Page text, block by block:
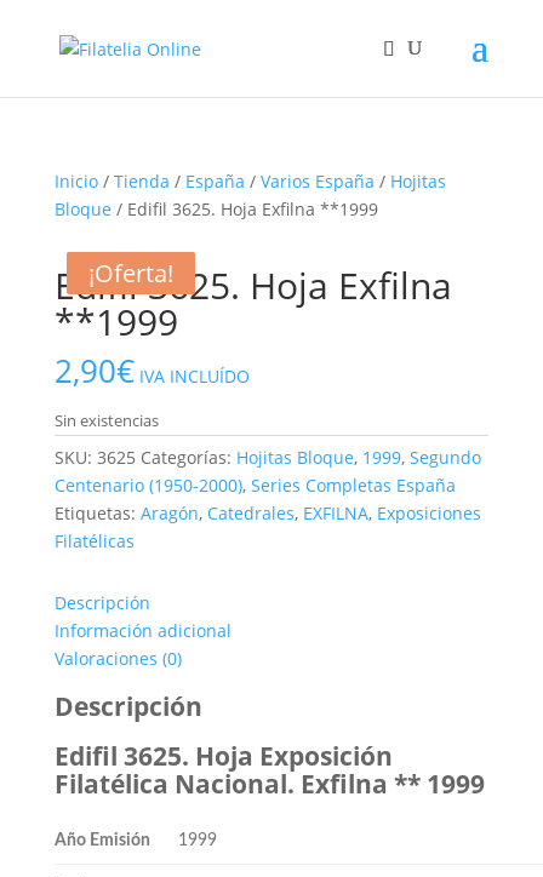
Inicio/ Tienda / España / Varios España / Hojitas
Bloque / Edifil 3625. Hoja Exfilna **1999
Edifil 3625. Hoja Exfilna
**1999
2,90€ IVA INCLUÍDO
Sin existencias
SKU: 3625 Categorías: Hojitas Bloque, 1999, Segundo
Centenario (1950-2000), Series Completas España
Etiquetas: Aragón, Catedrales, EXFILNA, Exposiciones
Filatélicas
Descripción
Información adicional
Valoraciones (0)
Descripción
Edifil 3625. Hoja Exposición
Filatélica Nacional. Exfilna ** 1999
Año Emisión 1999
¡Oferta!
¡Oferta!
¡Oferta!